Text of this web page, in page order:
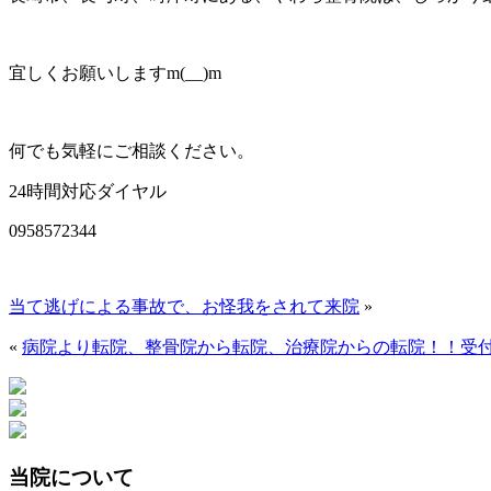
宜しくお願いしますm(__)m
何でも気軽にご相談ください。
24時間対応ダイヤル
0958572344
当て逃げによる事故で、お怪我をされて来院 »
« 病院より転院、整骨院から転院、治療院からの転院！！受
当院について